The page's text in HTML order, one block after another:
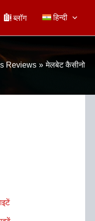
ब्लॉग हिन्दी
Reviews मेलबेट कैसीनो